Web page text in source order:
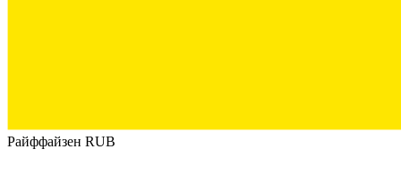
Райффайзен RUB